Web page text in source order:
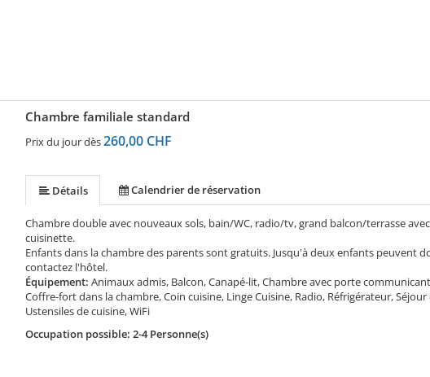
Chambre familiale standard
Prix du jour dès260,00 CHF
Détails Calendrier de réservation
Chambre double avec nouveaux sols, bain/WC, radio/tv, grand balcon/terrasse
cuisinette.
Enfants dans la chambre des parents sont gratuits. Jusqu'à deux enfants peuvent
contactez l'hôtel.
Équipement: Animaux admis, Balcon, Canapé-lit, Chambre avec porte
Coffre-fort dans la chambre, Coin cuisine, Linge Cuisine, Radio, Réfrigérateur,
Ustensiles de cuisine, WiFi
Occupation possible: 2-4 Personne(s)